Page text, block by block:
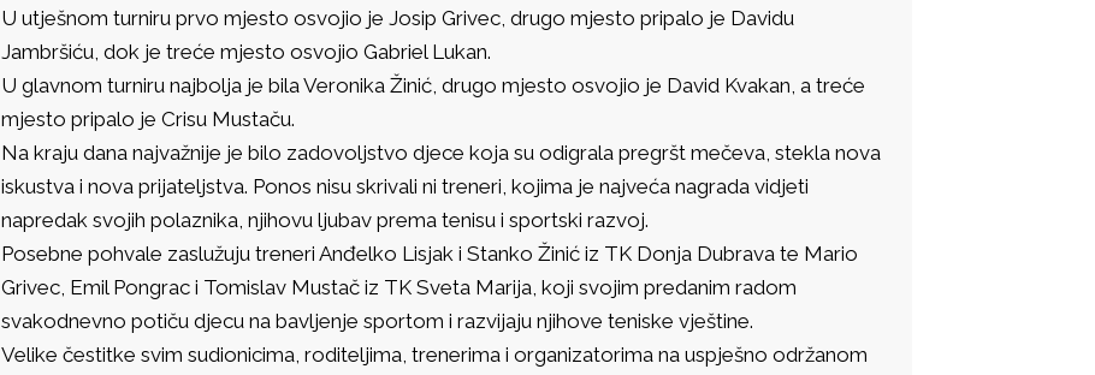
U utješnom turniru prvo mjesto osvojio je Josip Grivec, drugo mjesto pripalo je Davidu
Jambršiću, dok je treće mjesto osvojio Gabriel Lukan.
U glavnom turniru najbolja je bila Veronika Žinić, drugo mjesto osvojio je David Kvakan, a treće
mjesto pripalo je Crisu Mustaču.
Na kraju dana najvažnije je bilo zadovoljstvo djece koja su odigrala pregršt mečeva, stekla nova
iskustva i nova prijateljstva. Ponos nisu skrivali ni treneri, kojima je najveća nagrada vidjeti
napredak svojih polaznika, njihovu ljubav prema tenisu i sportski razvoj.
Posebne pohvale zaslužuju treneri Anđelko Lisjak i Stanko Žinić iz TK Donja Dubrava te Mario
Grivec, Emil Pongrac i Tomislav Mustač iz TK Sveta Marija, koji svojim predanim radom
svakodnevno potiču djecu na bavljenje sportom i razvijaju njihove teniske vještine.
Velike čestitke svim sudionicima, roditeljima, trenerima i organizatorima na uspješno održanom